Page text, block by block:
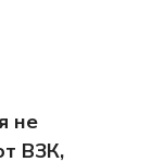
не
ВЗК,